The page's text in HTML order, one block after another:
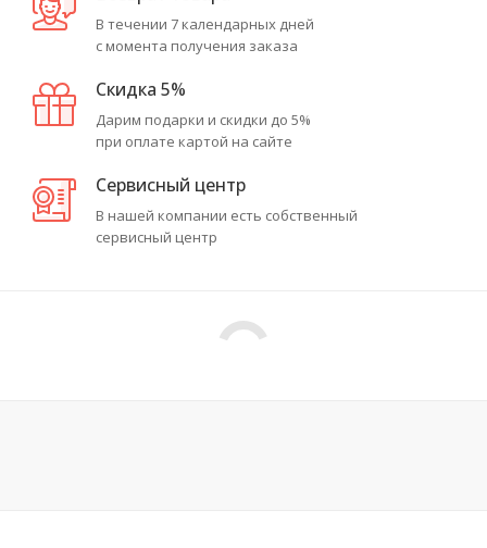
В течении 7 календарных дней
с момента получения заказа
Скидка 5%
Дарим подарки и скидки до 5%
при оплате картой на сайте
Сервисный центр
В нашей компании есть собственный
сервисный центр